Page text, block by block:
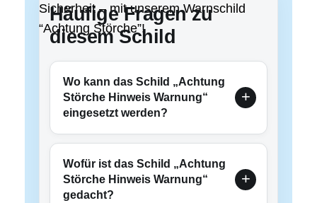
Sicherheit – mit unserem Warnschild
“Achtung Störche”!
Häufige Fragen zu
diesem Schild
Wo kann das Schild „Achtung
Störche Hinweis Warnung“
eingesetzt werden?
Wofür ist das Schild „Achtung
Störche Hinweis Warnung“
gedacht?